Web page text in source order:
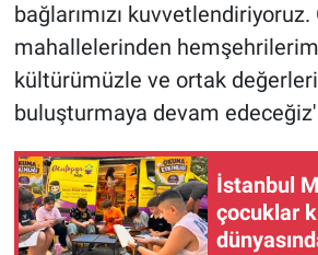
bağlarımızı
mahallelerinden
kültürümüzle ve ortak
buluşturmaya devam
İstanbul
çocuklar